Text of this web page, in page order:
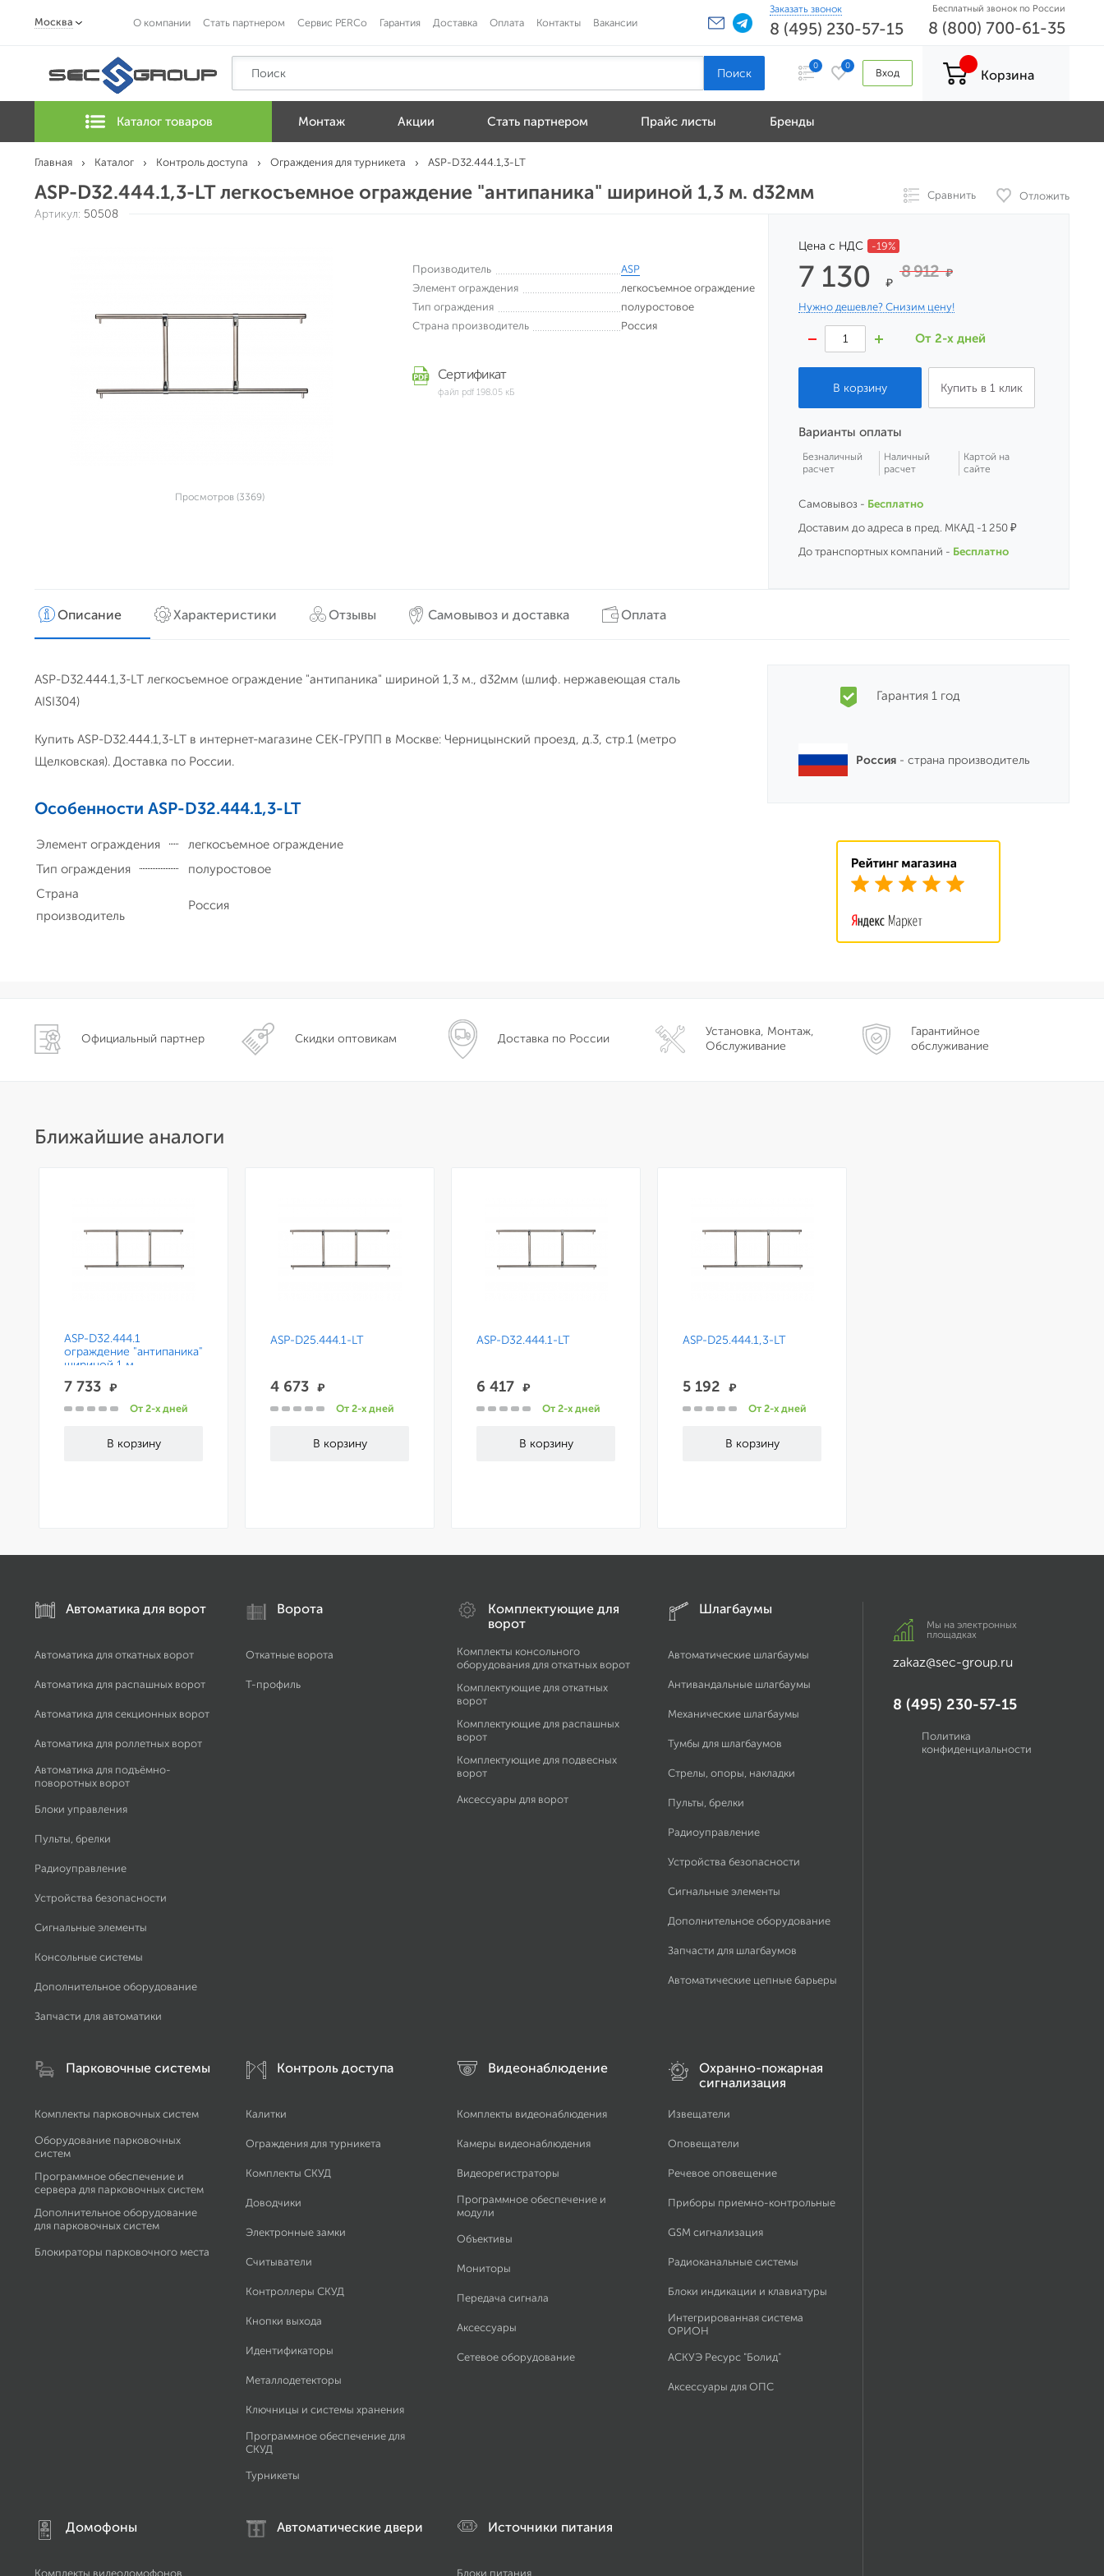
Москва О компании Стать партнером Сервис PERCo Гарантия Доставка Оплата Контакты Вакансии
Заказать звонок
8 (495) 230-57-15
Бесплатный звонок по России
8 (800) 700-61-35
0 0
Вход Корзина
Каталог товаров Монтаж Акции Стать партнером Прайс листы Бренды
Главная Каталог Контроль доступа Ограждения для турникета ASP-D32.444.1,3-LT
ASP-D32.444.1,3-LT легкосъемное ограждение "антипаника" шириной 1,3 м. d32мм Сравнить Отложить
Артикул: 50508
Просмотров (3369)
Производитель
ASP
Элемент ограждения
легкосъемное ограждение
Тип ограждения
полуростовое
Страна производитель
Россия
Сертификат
файл pdf 198.05 кБ
Цена с НДС -19%
7 130 ₽
8 912₽
Нужно дешевле? Снизим цену!
От 2-х дней
Купить в 1 клик
Варианты оплаты
Безналичный
расчет
Наличный
расчет
Картой на
сайте
Самовывоз - Бесплатно
Доставим до адреса в пред. МКАД -1 250 ₽
До транспортных компаний - Бесплатно
Описание Характеристики Отзывы Самовывоз и доставка Оплата
ASP-D32.444.1,3-LT легкосъемное ограждение "антипаника" шириной 1,3 м., d32мм (шлиф. нержавеющая сталь
AISI304)
Купить ASP-D32.444.1,3-LT в интернет-магазине СЕК-ГРУПП в Москве: Черницынский проезд, д.3, стр.1 (метро
Щелковская). Доставка по России.
Особенности ASP-D32.444.1,3-LT
Элемент ограждения
легкосъемное ограждение
Тип ограждения
полуростовое
Страна
производитель
Россия
Гарантия 1 год
Россия - страна производитель
Официальный партнер Скидки оптовикам Доставка по России
Установка, Монтаж,
Обслуживание
Гарантийное
обслуживание
Ближайшие аналоги
ASP-D32.444.1
ограждение "антипаника"
шириной 1 м.
7 733
₽
От 2-х дней
ASP-D25.444.1-LT
4 673
₽
От 2-х дней
ASP-D32.444.1-LT
6 417
₽
От 2-х дней
ASP-D25.444.1,3-LT
5 192
₽
От 2-х дней
Автоматика для ворот
Автоматика для откатных ворот
Автоматика для распашных ворот
Автоматика для секционных ворот
Автоматика для роллетных ворот
Автоматика для подъёмно-
поворотных ворот
Блоки управления
Пульты, брелки
Радиоуправление
Устройства безопасности
Сигнальные элементы
Консольные системы
Дополнительное оборудование
Запчасти для автоматики
Ворота
Откатные ворота
Т-профиль
Комплектующие для
ворот
Комплекты консольного
оборудования для откатных ворот
Комплектующие для откатных
ворот
Комплектующие для распашных
ворот
Комплектующие для подвесных
ворот
Аксессуары для ворот
Шлагбаумы
Автоматические шлагбаумы
Антивандальные шлагбаумы
Механические шлагбаумы
Тумбы для шлагбаумов
Стрелы, опоры, накладки
Пульты, брелки
Радиоуправление
Устройства безопасности
Сигнальные элементы
Дополнительное оборудование
Запчасти для шлагбаумов
Автоматические цепные барьеры
Парковочные системы
Комплекты парковочных систем
Оборудование парковочных
систем
Программное обеспечение и
сервера для парковочных систем
Дополнительное оборудование
для парковочных систем
Блокираторы парковочного места
Контроль доступа
Калитки
Ограждения для турникета
Комплекты СКУД
Доводчики
Электронные замки
Считыватели
Контроллеры СКУД
Кнопки выхода
Идентификаторы
Металлодетекторы
Ключницы и системы хранения
Программное обеспечение для
СКУД
Турникеты
Видеонаблюдение
Комплекты видеонаблюдения
Камеры видеонаблюдения
Видеорегистраторы
Программное обеспечение и
модули
Объективы
Мониторы
Передача сигнала
Аксессуары
Сетевое оборудование
Охранно-пожарная
сигнализация
Извещатели
Оповещатели
Речевое оповещение
Приборы приемно-контрольные
GSM сигнализация
Радиоканальные системы
Блоки индикации и клавиатуры
Интегрированная система
ОРИОН
АСКУЭ Ресурс "Болид"
Аксессуары для ОПС
Домофоны
Комплекты видеодомофонов
Автоматические двери Источники питания
Блоки питания
Мы на электронных
площадках
zakaz@sec-group.ru
8 (495) 230-57-15
Политика
конфиденциальности